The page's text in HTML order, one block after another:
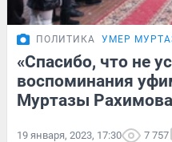
ПОЛИТИКА УМЕР
«Спасибо, что не
воспоминания
Муртазы Рахимова
19 января, 2023, 17:30 7 757